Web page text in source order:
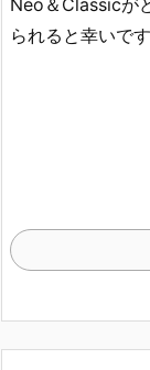
られると幸いです